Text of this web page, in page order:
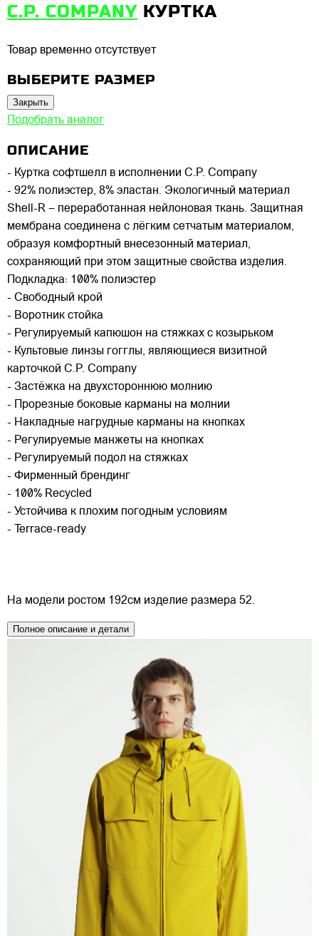
C.P. COMPANY КУРТКА
Товар временно отсутствует
ВЫБЕРИТЕ РАЗМЕР
Закрыть
Подобрать аналог
ОПИСАНИЕ
- Куртка софтшелл в исполнении C.P. Company
- 92% полиэстер, 8% эластан. Экологичный материал
Shell-R – переработанная нейлоновая ткань. Защитная
мембрана соединена с лёгким сетчатым материалом,
образуя комфортный внесезонный материал,
сохраняющий при этом защитные свойства изделия.
Подкладка: 100% полиэстер
- Свободный крой
- Воротник стойка
- Регулируемый капюшон на стяжках с козырьком
- Культовые линзы гогглы, являющиеся визитной
карточкой C.P. Company
- Застёжка на двухстороннюю молнию
- Прорезные боковые карманы на молнии
- Накладные нагрудные карманы на кнопках
- Регулируемые манжеты на кнопках
- Регулируемый подол на стяжках
- Фирменный брендинг
- 100% Recycled
- Устойчива к плохим погодным условиям
- Terrace-ready
На модели ростом 192см изделие размера 52.
Полное описание и детали